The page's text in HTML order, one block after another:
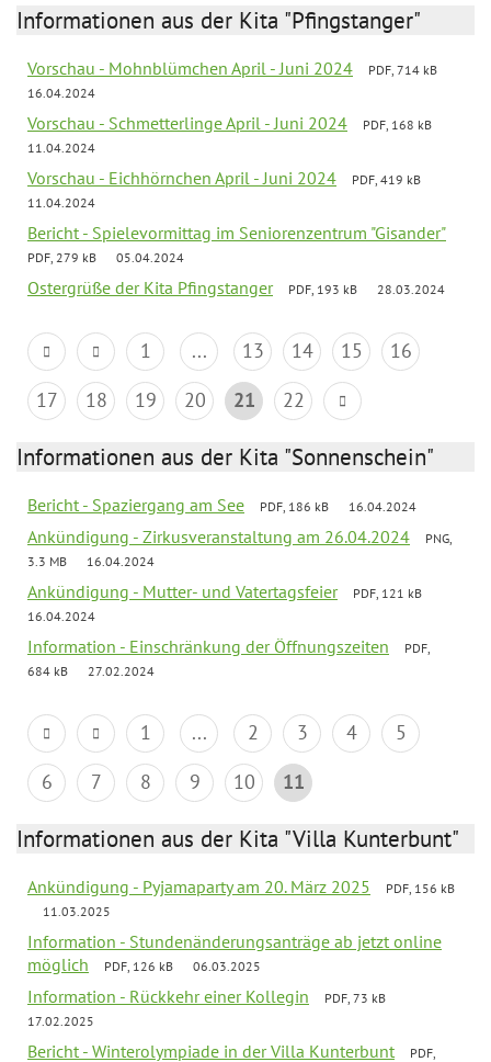
Informationen aus der Kita "Pfingstanger"
Vorschau - Mohnblümchen April - Juni 2024
PDF, 714 kB
16.04.2024
Vorschau - Schmetterlinge April - Juni 2024
PDF, 168 kB
11.04.2024
Vorschau - Eichhörnchen April - Juni 2024
PDF, 419 kB
11.04.2024
Bericht - Spielevormittag im Seniorenzentrum "Gisander"
PDF, 279 kB 05.04.2024
Ostergrüße der Kita Pfingstanger PDF, 193 kB 28.03.2024
1 ... 13 14 15
16
17
18 19 20 21 22
Informationen aus der Kita "Sonnenschein"
Bericht - Spaziergang am See PDF, 186 kB 16.04.2024
Ankündigung - Zirkusveranstaltung am 26.04.2024
PNG,
3.3 MB
16.04.2024
Ankündigung - Mutter- und Vatertagsfeier
PDF, 121 kB
16.04.2024
Information - Einschränkung der Öffnungszeiten
PDF,
684 kB
27.02.2024
1 ... 2 3 4
5
6
7 8 9 10 11
Informationen aus der Kita "Villa Kunterbunt"
Ankündigung - Pyjamaparty am 20. März 2025
PDF, 156 kB
11.03.2025
Information - Stundenänderungsanträge ab jetzt online
möglich
PDF, 126 kB 06.03.2025
Information - Rückkehr einer Kollegin
PDF, 73 kB
17.02.2025
Bericht - Winterolympiade in der Villa Kunterbunt PDF,